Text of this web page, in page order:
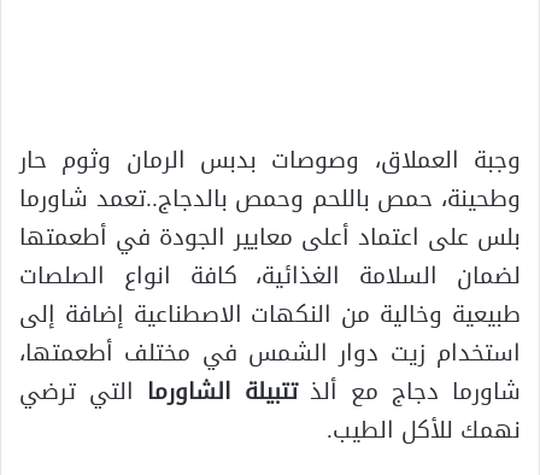
وجبة العملاق، وصوصات بدبس الرمان وثوم حار
وطحينة، حمص باللحم وحمص بالدجاج..تعمد شاورما
بلس على اعتماد أعلى معايير الجودة في أطعمتها
لضمان السلامة الغذائية، كافة انواع الصلصات
طبيعية وخالية من النكهات الاصطناعية إضافة إلى
استخدام زيت دوار الشمس في مختلف أطعمتها،
شاورما دجاج مع ألذتتبيلة الشاورما التي ترضي
نهمك للأكل الطيب.